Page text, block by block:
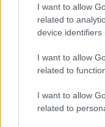
I want to allow
related to
device identifiers
I want to allow
related to
I want to allow
related to
Eventi a Bergamo:
programma
CONCERTI